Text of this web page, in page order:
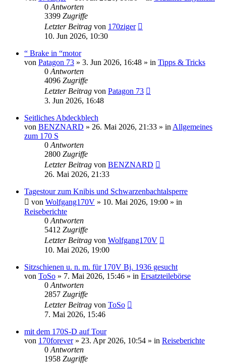
0 Antworten
3399 Zugriffe
Letzter Beitrag von 170ziger
10. Jun 2026, 10:30
“ Brake in “motor
von Patagon 73 » 3. Jun 2026, 16:48 » in Tipps & Tricks
0 Antworten
4096 Zugriffe
Letzter Beitrag von Patagon 73
3. Jun 2026, 16:48
Seitliches Abdeckblech
von BENZNARD » 26. Mai 2026, 21:33 » in Allgemeines
zum 170 S
0 Antworten
2800 Zugriffe
Letzter Beitrag von BENZNARD
26. Mai 2026, 21:33
Tagestour zum Knibis und Schwarzenbachtalsperre
von Wolfgang170V » 10. Mai 2026, 19:00 » in
Reiseberichte
0 Antworten
5412 Zugriffe
Letzter Beitrag von Wolfgang170V
10. Mai 2026, 19:00
Sitzschienen u. n. m. für 170V Bj. 1936 gesucht
von ToSo » 7. Mai 2026, 15:46 » in Ersatzteilebörse
0 Antworten
2857 Zugriffe
Letzter Beitrag von ToSo
7. Mai 2026, 15:46
mit dem 170S-D auf Tour
von 170forever» 23. Apr 2026, 10:54 » in Reiseberichte
0 Antworten
1958 Zugriffe